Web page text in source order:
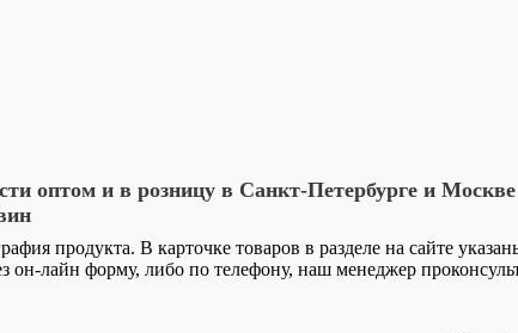
оптом и в розницу в Санкт-Петербурге и
продукта. В карточке товаров в разделе на сайте
он-лайн форму, либо по телефону, наш менеджер